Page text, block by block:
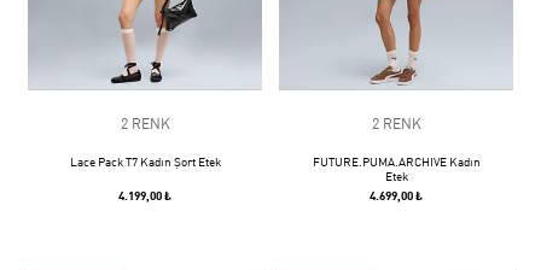
2 RENK
Lace Pack T7 Kadın Şort Etek
4.199,00 ₺
2 RENK
FUTURE.PUMA.ARCHIVE Kadın
Etek
4.699,00 ₺